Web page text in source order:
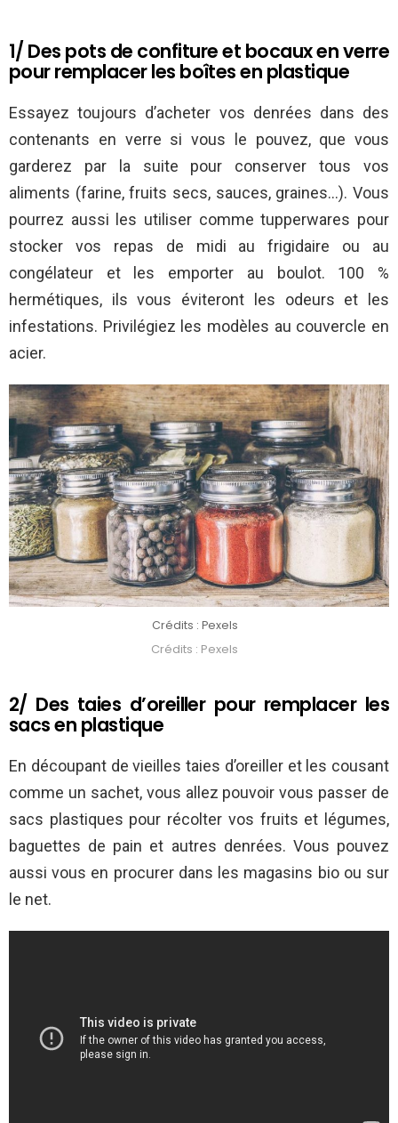
1/ Des pots de confiture et bocaux en verre
pour remplacer les boîtes en plastique
Essayez toujours d’acheter vos denrées dans des
contenants en verre si vous le pouvez, que vous
garderez par la suite pour conserver tous vos
aliments (farine, fruits secs, sauces, graines…). Vous
pourrez aussi les utiliser comme tupperwares pour
stocker vos repas de midi au frigidaire ou au
congélateur et les emporter au boulot. 100 %
hermétiques, ils vous éviteront les odeurs et les
infestations. Privilégiez les modèles au couvercle en
acier.
Crédits : Pexels
Crédits : Pexels
2/ Des taies d’oreiller pour remplacer les
sacs en plastique
En découpant de vieilles taies d’oreiller et les cousant
comme un sachet, vous allez pouvoir vous passer de
sacs plastiques pour récolter vos fruits et légumes,
baguettes de pain et autres denrées. Vous pouvez
aussi vous en procurer dans les magasins bio ou sur
le net.